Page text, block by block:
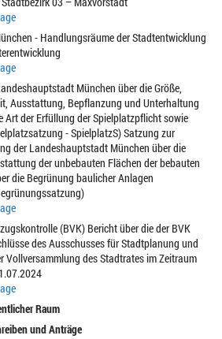
- Handlungsräume der Stadtentwicklung
München über die Größe,
Ausstattung, Bepflanzung und Unterhaltung
Art der Erfüllung der Spielplatzpflicht sowie
- SpielplatzS) Satzung zur
der Landeshauptstadt München über die
der unbebauten Flächen der bebauten
die Begrünung baulicher Anlagen
(BVK) Bericht über die der BVK
des Ausschusses für Stadtplanung und
Vollversammlung des Stadtrates im Zeitraum
Raum
und Anträge